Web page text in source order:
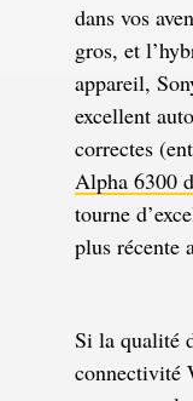
dans vos
gros, et
appareil,
excellent
correctes
Alpha 6300
tourne
plus récente
Si la qualité
connectivité